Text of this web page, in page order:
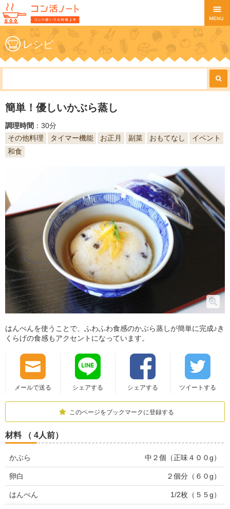
レシピ
簡単！優しいかぶら蒸し
調理時間 ：30分
その他料理
タイマー機能 お正月 副菜 おもてなし
イベント
和食
はんぺんを使うことで、ふわふわ食感のかぶら蒸しが簡単に完成♪き
くらげの食感もアクセントになっています。
メールで送る シェアする シェアする ツイートする
このページをブックマークに登録する
材料 （ 4人前）
かぶら 中２個（正味４００g）
卵白 ２個分（６０g）
はんぺん 1/2枚（５５g）